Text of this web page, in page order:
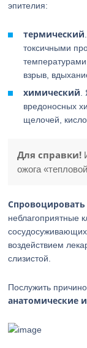
эпителия:
термический
токсичными
взрыв,
химический
вредоносных
щелочей,
Для справки!
ожога
неблагоприятные
воздействием
слизистой.
Послужить
анатомические